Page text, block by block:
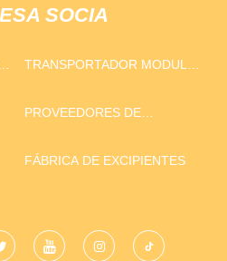
SOCIA
TRANSPORTADOR MODULAR
PROVEEDORES DE
CHINA
FÁBRICA DE EXCIPIENTES